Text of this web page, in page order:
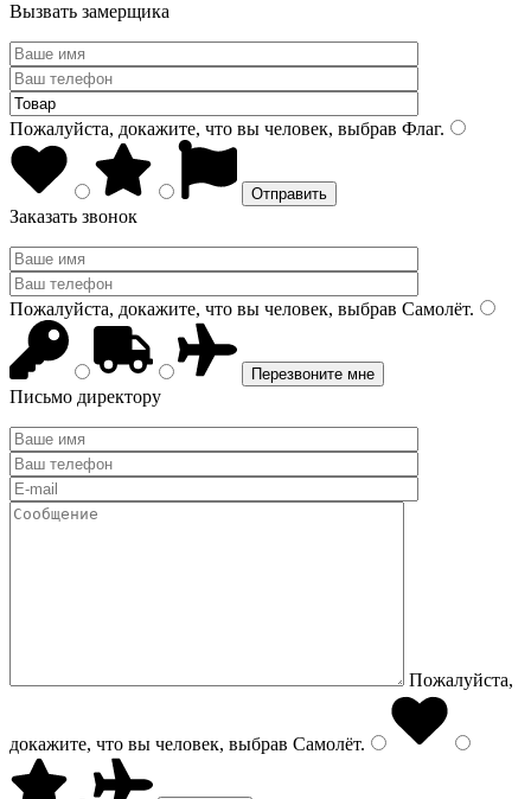
Вызвать замерщика
Пожалуйста, докажите, что вы человек, выбрав Флаг.
Заказать звонок
Пожалуйста, докажите, что вы человек, выбрав Самолёт.
Письмо директору
Пожалуйста,
докажите, что вы человек, выбрав Самолёт.